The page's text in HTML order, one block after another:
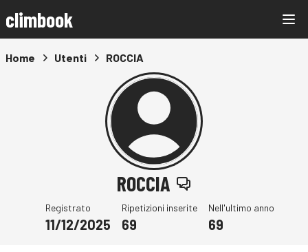
climbook
Home Utenti ROCCIA
ROCCIA
Registrato
11/12/2025
Ripetizioni inserite
69
Nell'ultimo anno
69